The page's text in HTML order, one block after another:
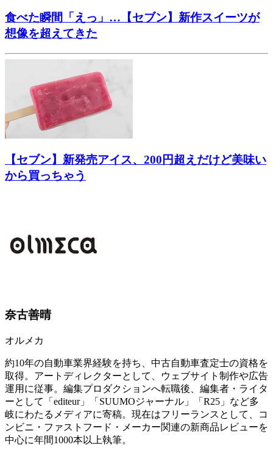
食べた瞬間「えっ」…【セブン】新作スイーツが
想像を超えてきた
【セブン】新発売アイス、200円超えだけど美味い
から買っちゃう
奈古善晴
オルメカ
約10年の自動車業界経験を持ち、中古自動車査定士の資格を
取得。アートディレクターとして、ウェブサイト制作や広告
運用に従事。編集プロダクションへ転職後、編集者・ライタ
ーとして「editeur」「SUUMOジャーナル」「R25」など多
岐にわたるメディアに寄稿。現在はフリーランスとして、コ
ンビニ・ファストフード・メーカー関連の新商品レビューを
中心に年間1000本以上執筆。